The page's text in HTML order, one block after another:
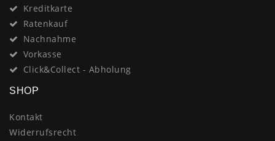
Kreditkarte
Ratenkauf
Nachnahme
Vorkasse
Click&Collect - Abholung
SHOP
Kontakt
Widerrufsrecht